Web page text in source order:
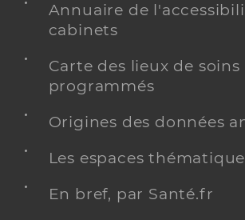
Annuaire de
cabinets
Carte des lieux de soins
programmés
Origines des données
Les espaces
En bref, par Santé.fr